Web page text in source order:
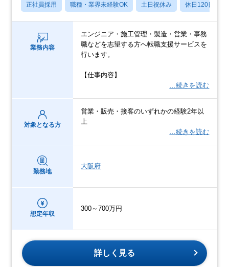
正社員採用 職種・業界未経験OK 土日祝休み 休日120日以上
業務内容
エンジニア・施工管理・製造・営業・事務
職などを志望する方へ転職支援サービスを
行います。
【仕事内容】
…続きを読む
対象となる方
営業・販売・接客のいずれかの経験2年以
上
…続きを読む
勤務地
大阪府
想定年収
300～700万円
詳しく見る